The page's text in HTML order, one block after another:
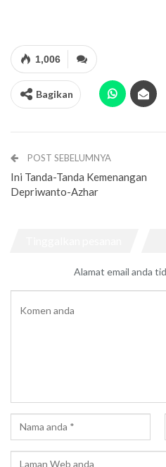
1,006
Bagikan
POST SEBELUMNYA
Ini Tanda-Tanda Kemenangan
Depriwanto-Azhar
Alamat email anda